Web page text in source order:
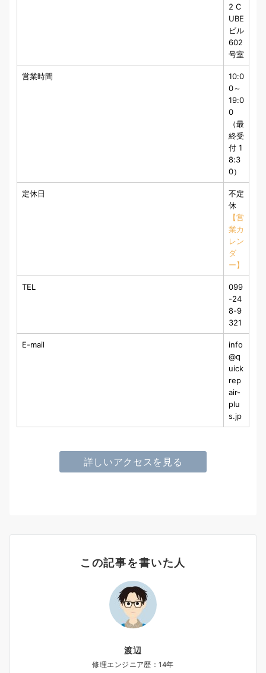
2 C
UBE
ビル
602
号室
営業時間
10:0
0～
19:0
0
（最
終受
付 1
8:3
0）
定休日
不定
休
【営
業カ
レン
ダ
ー】
TEL
099
-24
8-9
321
E-mail
info
@q
uick
rep
air-
plu
s.jp
詳しいアクセスを見る
この記事を書いた人
渡辺
修理エンジニア歴：14年